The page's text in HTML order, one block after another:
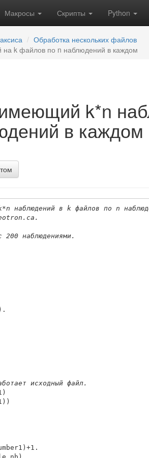
Макросы Скрипты Python
Обработка нескольких файлов
k файлов по n наблюдений в каждом
k*n
в каждом
наблюдений в k файлов по n
200 наблюдениями.
исходный файл.